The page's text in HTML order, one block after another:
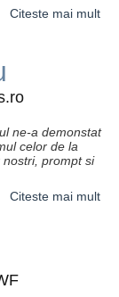
Citeste mai mult
ne-a demonstat
celor de la
prompt si
Citeste mai mult